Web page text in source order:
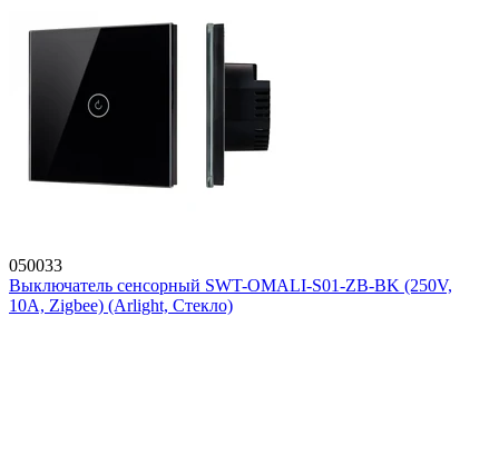
050033
Выключатель сенсорный SWT-OMALI-S01-ZB-BK (250V,
10A, Zigbee) (Arlight, Стекло)